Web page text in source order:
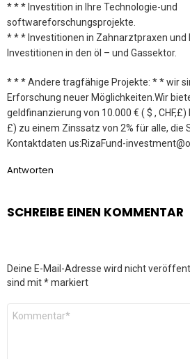
* * * Investition in Ihre Technologie-und
softwareforschungsprojekte.
* * * Investitionen in Zahnarztpraxen und
Investitionen in den öl – und Gassektor.
* * * Andere tragfähige Projekte: * * wir
Erforschung neuer Möglichkeiten.Wir
geldfinanzierung von 10.000 € ( $ , CHF,£)
£) zu einem Zinssatz von 2% für alle, die
Kontaktdaten us:RizaFund-
Antworten
SCHREIBE EINEN KOMMENTAR
Deine E-Mail-Adresse wird nicht
sind mit*markiert
Kommentar